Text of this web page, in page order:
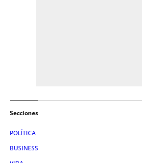
Secciones
POLÍTICA
BUSINESS